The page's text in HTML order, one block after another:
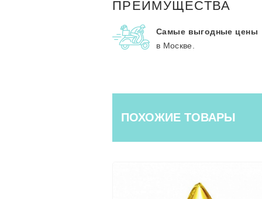
ПРЕИМУЩЕСТВА
Самые выгодные цены
в Москве.
ПОХОЖИЕ ТОВАРЫ